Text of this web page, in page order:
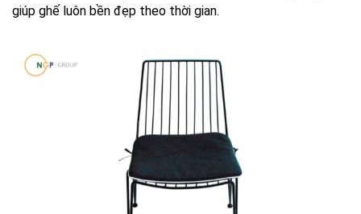
giúp ghế luôn bền đẹp theo thời gian.